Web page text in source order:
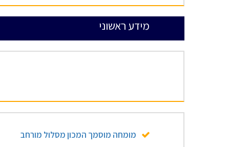
מידע ראשוני
מומחה מוסמך המכון מסלול מורחב